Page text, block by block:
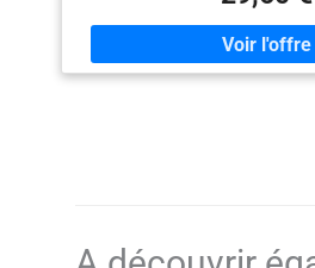
conçus pour donner une
tâches ménagères quotidiennes,
au sauna, à la piscine, ou tout